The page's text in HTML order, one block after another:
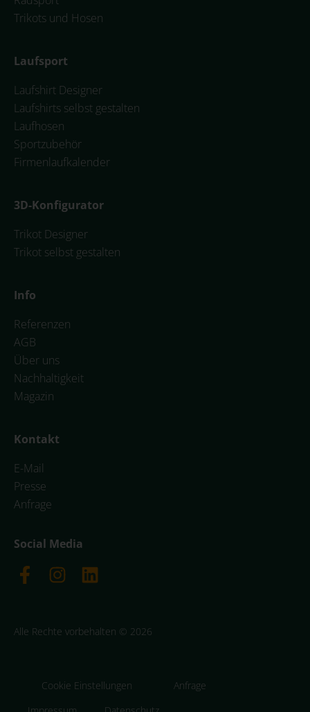
Trikots und Hosen
Laufsport
Laufshirt Designer
Laufshirts selbst gestalten
Laufhosen
Sportzubehör
Firmenlaufkalender
3D-Konfigurator
Trikot Designer
Trikot selbst gestalten
Info
Referenzen
AGB
Über uns
Nachhaltigkeit
Magazin
Kontakt
E-Mail
Presse
Anfrage
Social Media
Alle Rechte vorbehalten © 2026
Anfrage
Cookie Einstellungen